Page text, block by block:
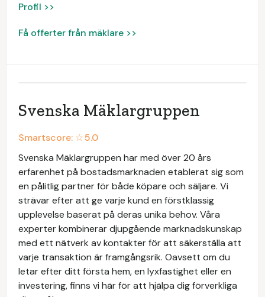
Profil >>
Få offerter från mäklare >>
Svenska Mäklargruppen
Smartscore: ☆5.0
Svenska Mäklargruppen har med över 20 års
erfarenhet på bostadsmarknaden etablerat sig som
en pålitlig partner för både köpare och säljare. Vi
strävar efter att ge varje kund en förstklassig
upplevelse baserat på deras unika behov. Våra
experter kombinerar djupgående marknadskunskap
med ett nätverk av kontakter för att säkerställa att
varje transaktion är framgångsrik. Oavsett om du
letar efter ditt första hem, en lyxfastighet eller en
investering, finns vi här för att hjälpa dig förverkliga